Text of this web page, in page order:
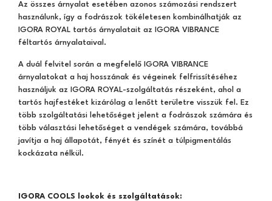
Az összes árnyalat esetében azonos számozási rendszert
használunk, így a fodrászok tökéletesen kombinálhatják az
IGORA ROYAL tartós árnyalatait az IGORA VIBRANCE
féltartós árnyalataival.
A duál felvitel során a megfelelő IGORA VIBRANCE
árnyalatokat a haj hosszának és végeinek felfrissítéséhez
használjuk az IGORA ROYAL-szolgáltatás részeként, ahol a
tartós hajfestéket kizárólag a lenőtt területre visszük fel. Ez
több szolgáltatási lehetőséget jelent a fodrászok számára és
több választási lehetőséget a vendégek számára, továbbá
javítja a haj állapotát, fényét és színét a túlpigmentálás
kockázata nélkül.
IGORA COOLS lookok és szolgáltatások: